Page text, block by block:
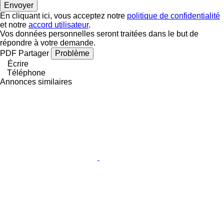
En cliquant ici, vous acceptez notre politique de confidentialité
et notre accord utilisateur.
Vos données personnelles seront traitées dans le but de
répondre à votre demande.
PDF Partager
Problème
Écrire
Téléphone
Annonces similaires